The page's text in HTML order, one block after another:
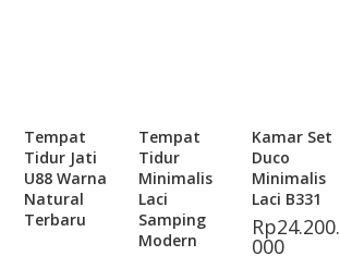
Tempat
Tidur Jati
U88 Warna
Natural
Terbaru
Tempat
Tidur
Minimalis
Laci
Samping
Modern
Kamar Set
Duco
Minimalis
Laci B331
Rp24.200.
000